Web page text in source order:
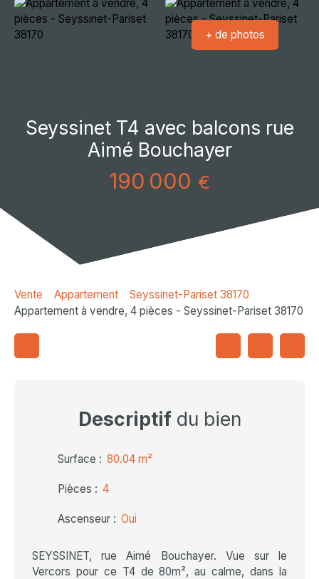
+ de photos
Seyssinet T4 avec balcons rue
Aimé Bouchayer
190 000 €
Vente Appartement
Seyssinet-Pariset 38170
Appartement à vendre, 4 pièces - Seyssinet-Pariset 38170
Descriptifdu bien
Surface : 80.04 m²
Pièces : 4
Ascenseur : Oui
SEYSSINET, rue Aimé Bouchayer. Vue sur le
Vercors pour ce T4 de 80m², au calme, dans la